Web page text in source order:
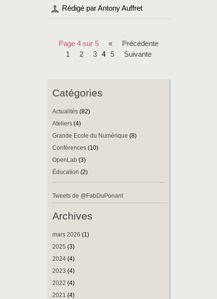
Rédigé par Antony Auffret
Page 4 sur 5 «
précédente
1
2 3 4 5 suivante
Catégories
Actualités (82)
Ateliers (4)
Grande Ecole du Numérique (8)
Conférences (10)
OpenLab (3)
Éducation (2)
Tweets de @FabDuPonant
Archives
mars 2026 (1)
2025 (3)
2024 (4)
2023 (4)
2022 (4)
2021 (4)